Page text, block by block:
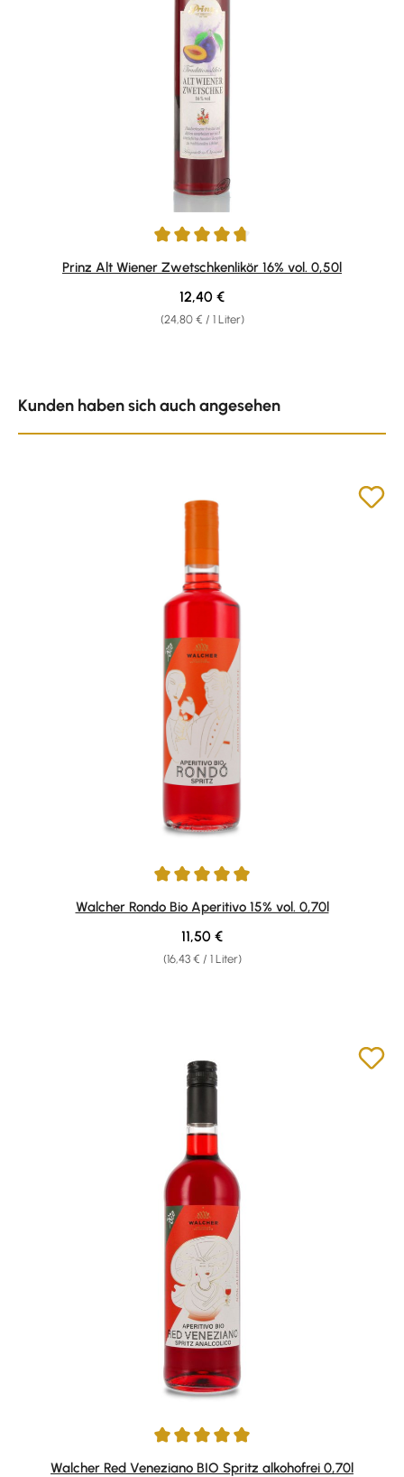
Durchschnittliche Bewertung von 4.85 von 5 Sternen
Prinz Alt Wiener Zwetschkenlikör 16% vol. 0,50l
(24,80 € / 1 Liter)
Regulärer Preis:
12,40 €
Kunden haben sich auch angesehen
Durchschnittliche Bewertung von 4.95 von 5 Sternen
Walcher Rondo Bio Aperitivo 15% vol. 0,70l
(16,43 € / 1 Liter)
Regulärer Preis:
11,50 €
Durchschnittliche Bewertung von 5 von 5 Sternen
Walcher Red Veneziano BIO Spritz alkohofrei 0,70l